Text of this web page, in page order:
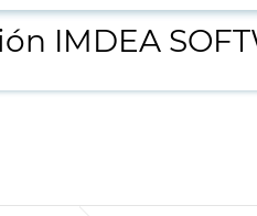
IMDEA